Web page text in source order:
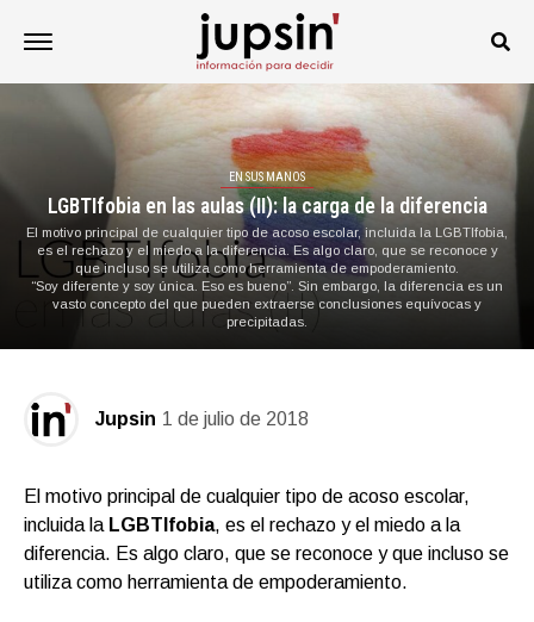
EN SUS MANOS
LGBTIfobia en las aulas (II): la carga de la diferencia
El motivo principal de cualquier tipo de acoso escolar, incluida la LGBTIfobia,
es el rechazo y el miedo a la diferencia. Es algo claro, que se reconoce y
que incluso se utiliza como herramienta de empoderamiento.
“Soy diferente y soy única. Eso es bueno”. Sin embargo, la diferencia es un
vasto concepto del que pueden extraerse conclusiones equívocas y
precipitadas.
Jupsin 1 de julio de 2018
El motivo principal de cualquier tipo de acoso escolar,
incluida la LGBTIfobia, es el rechazo y el miedo a la
diferencia. Es algo claro, que se reconoce y que incluso se
utiliza como herramienta de empoderamiento.